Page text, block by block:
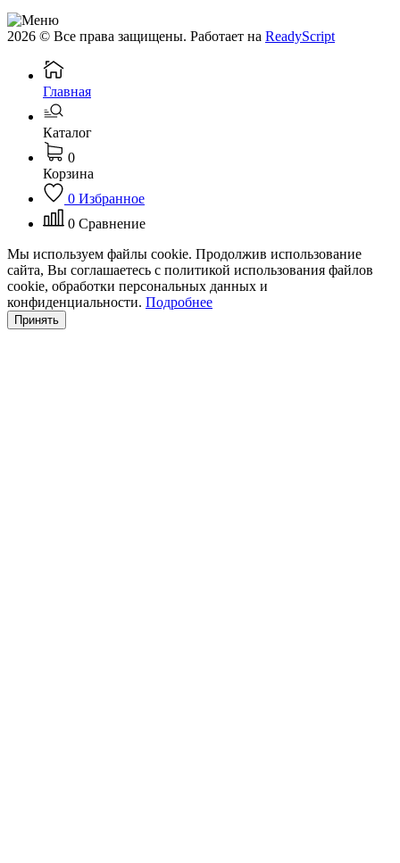
2026 © Все права защищены. Работает на ReadyScript
Главная
Каталог
0
Корзина
0 Избранное
0 Сравнение
Мы используем файлы cookie. Продолжив использование
сайта, Вы соглашаетесь с политикой использования файлов
cookie, обработки персональных данных и
конфиденциальности. Подробнее
Принять